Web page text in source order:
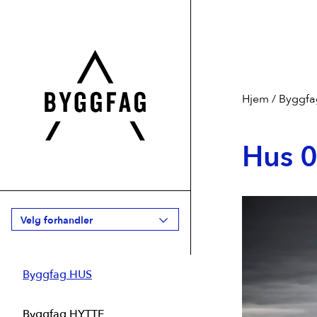
Velg forhandler
Byggfag Åmli Trevare
Byggfag HUS
Hjem /
Hus